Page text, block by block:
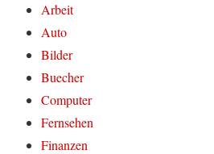
Arbeit
Auto
Bilder
Buecher
Computer
Fernsehen
Finanzen